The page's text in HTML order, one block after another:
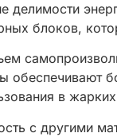
блоков,
обеспечивают
в
с другими